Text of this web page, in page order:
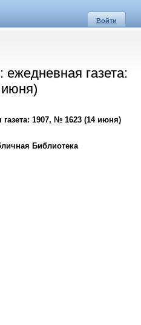
Войти
газета:
1907, № 1623 (14 июня)
Библиотека